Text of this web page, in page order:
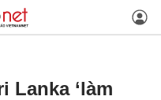
Lanka ‘làm